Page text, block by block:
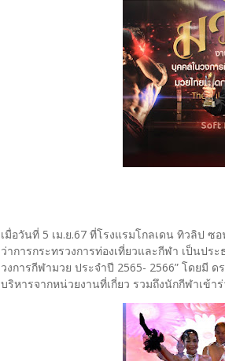
เมื่อวันที่ 5 เม.ย.67 ที่โรงแรมโกลเดน ทิวลิป
ว่าการกระทรวงการท่องเที่ยวและกีฬา เป็นปร
วงการกีฬามวย ประจำปี 2565- 2566” โดยมี
บริหารจากหน่วยงานที่เกี่ยว รวมถึงนักกีฬาเข้า